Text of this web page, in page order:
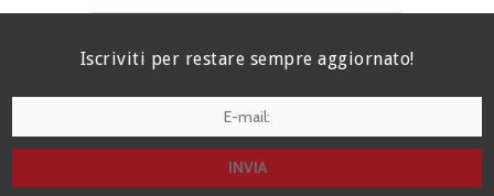
Iscriviti per restare sempre aggiornato!